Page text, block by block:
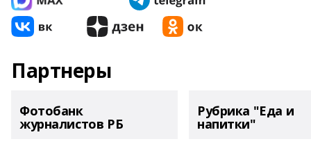
Партнеры
Фотобанк
журналистов РБ
Рубрика "Еда и
напитки"